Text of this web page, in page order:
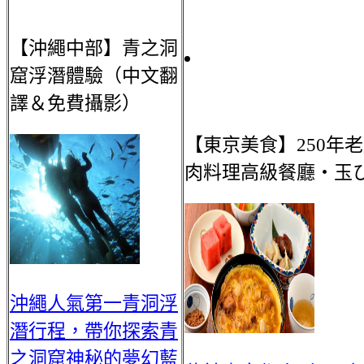
【沖繩中部】青之洞
窟浮潛體驗（中文翻
譯＆免費攝影）
沖繩人氣第一青洞浮
潛行程，帶你探索青
之洞窟神秘的夢幻藍
【東京美食】250年
肉料理高級餐廳・玉